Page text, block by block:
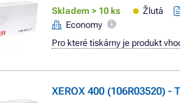
Skladem > 10 ks Žlutá
Economy
Pro které tiskárny je produkt
XEROX 400 (106R03520)